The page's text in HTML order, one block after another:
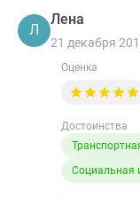
Л
Лена
21 декабря
Оценка
Достоинства
Социальная